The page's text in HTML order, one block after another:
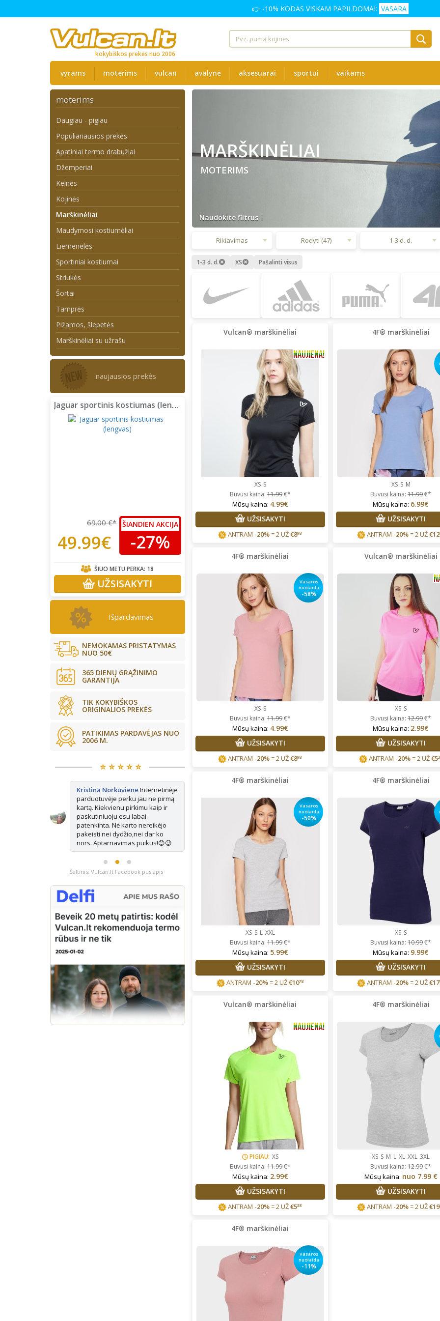
👉 -10% KODAS VISKAM PAPILDOMAI: VASARA
kokybiškos prekės nuo 2006
vyrams moterims vulcan avalynė aksesuarai sportui vaikams
moterims
Daugiau - pigiau
Populiariausios prekės
Apatiniai termo drabužiai
Džemperiai
Kelnės
Kojinės
Marškinėliai
Maudymosi kostiumėliai
Liemenėlės
Sportiniai kostiumai
Striukės
Šortai
Tamprės
Pižamos, šlepetės
Marškinėliai su užrašu
naujausios prekės
Jaguar sportinis kostiumas (lengvas)
69.00 €*
49.99€
ŠIANDIEN AKCIJA
-27%
ŠIUO METU PERKA: 18
UŽSISAKYTI
Išpardavimas
NEMOKAMAS PRISTATYMAS
NUO 50€
365 DIENŲ GRĄŽINIMO
GARANTIJA
TIK KOKYBIŠKOS
ORIGINALIOS PREKĖS
PATIKIMAS PARDAVĖJAS NUO
2006 M.
⭐️ ⭐️ ⭐️ ⭐️ ⭐️
Kristina Norkuviene Internetinėje
parduotuvėje perku jau ne pirmą
kartą. Kiekvienu pirkimu kaip ir
paskutiniuoju esu labai
patenkinta. Nė karto nereikėjo
pakeisti nei dydžio,nei dar ko
nors. Aptarnavimas puikus!😊😉
Malonus bendravimas,greitas
aptarnavimas ,prekes kokybiskos
kokybiškos, perku ne vienerius
metus. Tik su dydžiais vis
nepataikiau, bet visada paimu
pora dydžių, vietoje
ir išsirenku kas labiausiai tinka.
Šaltinis: Vulcan.lt Facebook puslapis
Naudokite filtrus ↓
MARŠKINĖLIAI
MOTERIMS
Rikiavimas Rodyti (47) 1-3 d. d.
1-3 d. d. XS Pašalinti visus
Vulcan® marškinėliai
XS S
Buvusi kaina:11.99€*
Mūsų kaina: 4.99€
UŽSISAKYTI
ANTRAM -20%= 2 UŽ€898
4F® marškinėliai
XS S M
Buvusi kaina:11.99€*
Mūsų kaina: 6.99€
UŽSISAKYTI
ANTRAM -20%= 2 UŽ€12
4F® marškinėliai
Vasaros
nuolaida
-58%
XS S
Buvusi kaina:11.99€*
Mūsų kaina: 4.99€
UŽSISAKYTI
ANTRAM -20%= 2 UŽ€898
Vulcan® marškinėliai
XS S
Buvusi kaina:12.99€*
Mūsų kaina: 2.99€
UŽSISAKYTI
ANTRAM -20%= 2 UŽ€5
4F® marškinėliai
Vasaros
nuolaida
-50%
XS S L XXL
Buvusi kaina:11.99€*
Mūsų kaina: 5.99€
UŽSISAKYTI
ANTRAM -20%= 2 UŽ€1078
4F® marškinėliai
XS S
Buvusi kaina:10.99€*
Mūsų kaina: 9.99€
UŽSISAKYTI
ANTRAM -20%= 2 UŽ€17
Vulcan® marškinėliai
PIGIAU: XS
Buvusi kaina:11.99€*
Mūsų kaina: 2.99€
UŽSISAKYTI
ANTRAM -20%= 2 UŽ€538
4F® marškinėliai
XS S M L XL XXL 3XL
Buvusi kaina:12.99€*
Mūsų kaina: nuo 7.99 €
UŽSISAKYTI
ANTRAM -20%= 2 UŽ€19
4F® marškinėliai
Vasaros
nuolaida
-11%